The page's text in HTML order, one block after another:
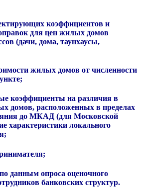
коэффициентов и
для цен жилых домов
(дачи, дома, таунхаусы,
жилых домов от численности
коэффициенты на различия в
домов, расположенных в пределах
до МКАД (для Московской
характеристики локального
данным опроса оценочного
банковских структур.